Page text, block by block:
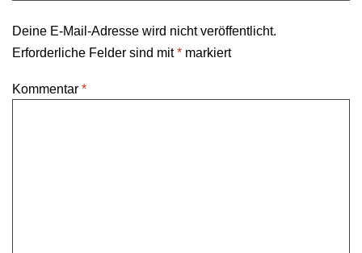
Deine E-Mail-Adresse wird nicht veröffentlicht.
Erforderliche Felder sind mit* markiert
Kommentar *